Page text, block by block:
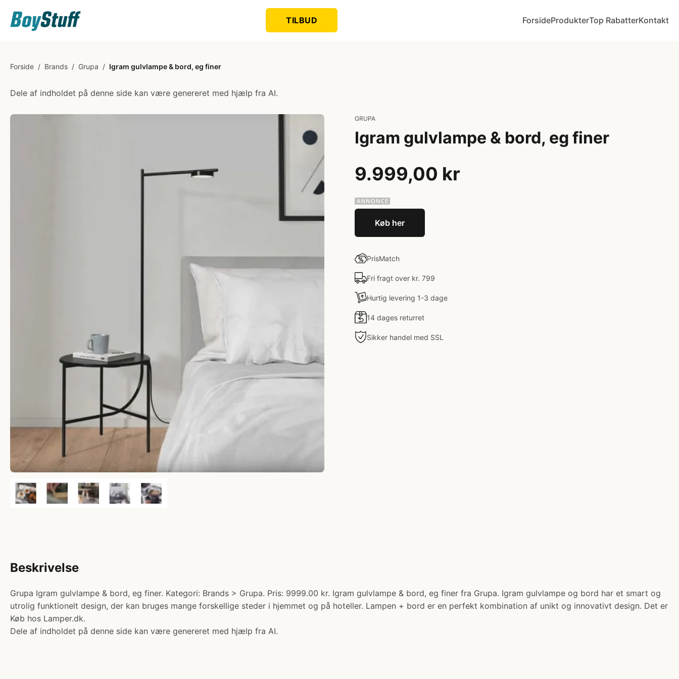
TILBUD ForsideProdukterTop RabatterKontakt
Forside / Brands / Grupa / Igram gulvlampe & bord, eg finer
Dele af indholdet på denne side kan være genereret med hjælp fra AI.
GRUPA
Igram gulvlampe & bord, eg finer
9.999,00 kr
Køb her
PrisMatch
Fri fragt over kr. 799
Hurtig levering 1-3 dage
14 dages returret
Sikker handel med SSL
Beskrivelse
Grupa Igram gulvlampe & bord, eg finer. Kategori: Brands > Grupa. Pris: 9999.00 kr. Igram gulvlampe & bord, eg finer fra Grupa. Igram gulvlampe og bord har et smart og
utrolig funktionelt design, der kan bruges mange forskellige steder i hjemmet og på hoteller. Lampen + bord er en perfekt kombination af unikt og innovativt design. Det er
Køb hos Lamper.dk.
Dele af indholdet på denne side kan være genereret med hjælp fra AI.